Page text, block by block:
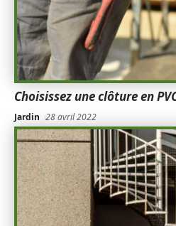
Choisissez une clôture en
Jardin 28 avril 2022